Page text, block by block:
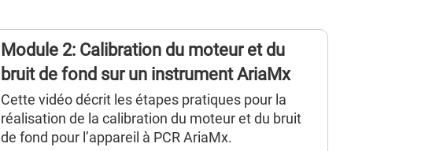
Title
Module 2: Calibration du moteur et du
bruit de fond sur un instrument AriaMx
Description
Cette vidéo décrit les étapes pratiques pour la
réalisation de la calibration du moteur et du bruit
de fond pour l’appareil à PCR AriaMx.